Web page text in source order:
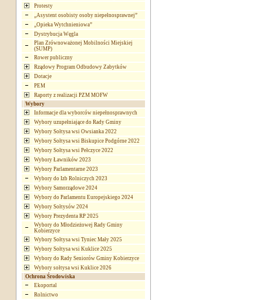
Protesty
„Asystent osobisty osoby niepełnosprawnej”
„Opieka Wytchnieniowa”
Dystrybucja Węgla
Plan Zrównoważonej Mobilności Miejskiej
(SUMP)
Rower publiczny
Rządowy Program Odbudowy Zabytków
Dotacje
PEM
Raporty z realizacji PZM MOFW
Wybory
Informacje dla wyborców niepełnosprawnych
Wybory uzupełniające do Rady Gminy
Wybory Sołtysa wsi Owsianka 2022
Wybory Sołtysa wsi Biskupice Podgórne 2022
Wybory Sołtysa wsi Pełczyce 2022
Wybory Ławników 2023
Wybory Parlamentarne 2023
Wybory do Izb Rolniczych 2023
Wybory Samorządowe 2024
Wybory do Parlamentu Europejskiego 2024
Wybory Sołtysów 2024
Wybory Prezydenta RP 2025
Wybory do Młodzieżowej Rady Gminy
Kobierzyce
Wybory Sołtysa wsi Tyniec Mały 2025
Wybory Sołtysa wsi Kuklice 2025
Wybory do Rady Seniorów Gminy Kobierzyce
Wybory sołtysa wsi Kuklice 2026
Ochrona Środowiska
Ekoportal
Rolnictwo